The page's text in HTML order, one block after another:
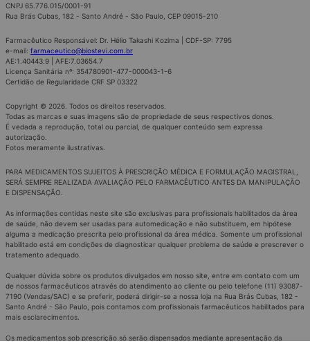
CNPJ 65.776.015/0001-91
Rua Brás Cubas, 182 - Santo André - São Paulo, CEP 09015-210
Farmacêutico Responsável: Dr. Hélio Takashi Kozima | CDF-SP: 7795
e-mail: farmaceutico@biostevi.com.br
AE:1.40443.9 | AFE:7.03654.7
Licença Sanitária nº: 354780901-477-000043-1-6
Certidão de Regularidade CRF SP 03322
Copyright © 2026. Todos os direitos reservados.
Todas as marcas e suas imagens são de propriedade de seus respectivos donos.
É vedada a reprodução, total ou parcial, de qualquer conteúdo sem expressa
autorização.
Fotos meramente ilustrativas.
PARA MEDICAMENTOS SUJEITOS À PRESCRIÇÃO MÉDICA E FORMULAÇÃO MAGISTRAL,
SERÁ SEMPRE REALIZADA AVALIAÇÃO PELO FARMACÊUTICO ANTES DA MANIPULAÇÃO
E DISPENSAÇÃO.
As informações contidas neste site são exclusivas para profissionais habilitados da área
de saúde, não devem ser usadas para automedicação e não substituem, em hipótese
alguma a medicação prescrita pelo profissional da área médica. Somente um profissional
habilitado está em condições de diagnosticar qualquer problema de saúde e prescrever o
tratamento adequado.
Qualquer dúvida sobre os produtos divulgados em nosso site, entre em contato com um
de nossos farmacêuticos através do atendimento ao cliente ou pelo telefone (11) 93087-
7190 (Vendas/SAC) e se preferir, poderá dirigir-se a nossa loja na Rua Brás Cubas, 182 -
Santo André - São Paulo, pois contamos com profissionais farmacêuticos habilitados para
mais esclarecimentos.
Os medicamentos sob prescrição só serão dispensados mediante apresentação da